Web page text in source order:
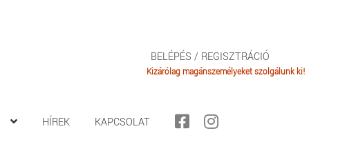
BELÉPÉS / REGISZTRÁCIÓ
HÍREK KAPCSOLAT